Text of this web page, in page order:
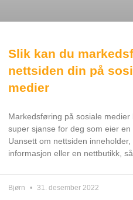
Slik kan du
nettsiden din på
medier
Markedsføring på sosiale
super sjanse for deg som eier en
Uansett om nettsiden inneholder,
informasjon eller en nettbutikk, så
Bjørn 31. desember 2022